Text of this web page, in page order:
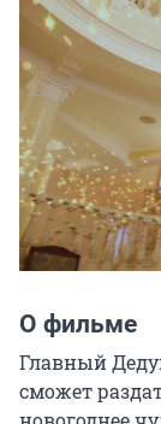
О фильме
Главный
сможет